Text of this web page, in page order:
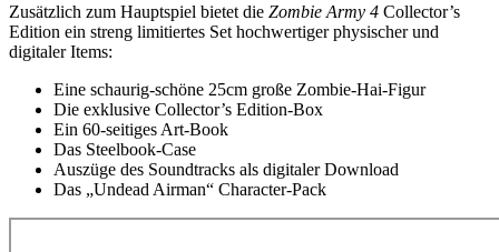
Zusätzlich zum Hauptspiel bietet die Zombie Army 4 Collector’s
Edition ein streng limitiertes Set hochwertiger physischer und
digitaler Items:
Eine schaurig-schöne 25cm große Zombie-Hai-Figur
Die exklusive Collector’s Edition-Box
Ein 60-seitiges Art-Book
Das Steelbook-Case
Auszüge des Soundtracks als digitaler Download
Das „Undead Airman“ Character-Pack